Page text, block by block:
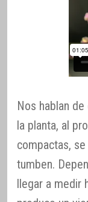
Nos hablan
la planta, al
compactas,
tumben.
llegar a medir